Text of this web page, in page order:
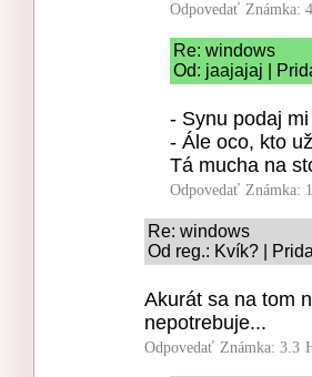
Odpovedať Známka:
Re: windows
Od: jaajajaj |
- Synu podaj
- Ále oco, kto
Tá mucha na
Odpovedať Známka:
Re: windows
Od reg.: Kvík? |
Akurát sa na tom
nepotrebuje...
Odpovedať Známka: 3.3